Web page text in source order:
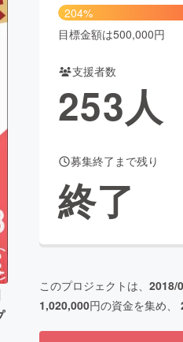
ーティー・ヘルスケア
Creation
204%
目標金額は500,000円
支援者数
253人
募集終了まで残り
終了
このプロジェクトは、 2018/
1,020,000円の資金を集め、